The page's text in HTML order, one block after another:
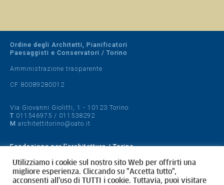
Ordine degli Architetti, Pianificatori
Paesaggisti e Conservatori / Torino
Amministrazione trasparente
CF 80089280012
Via Giovanni Giolitti, 1 - 10123 Torino
T 011546975 / 011538292
M architettitorino@oato.it
Fondazione per l'architettura / Torino
Designed by quattrolinee.it
Utilizziamo i cookie sul nostro sito Web per offrirti una
migliore esperienza. Cliccando su "Accetta tutto",
acconsenti all'uso di TUTTI i cookie. Tuttavia, puoi visitare